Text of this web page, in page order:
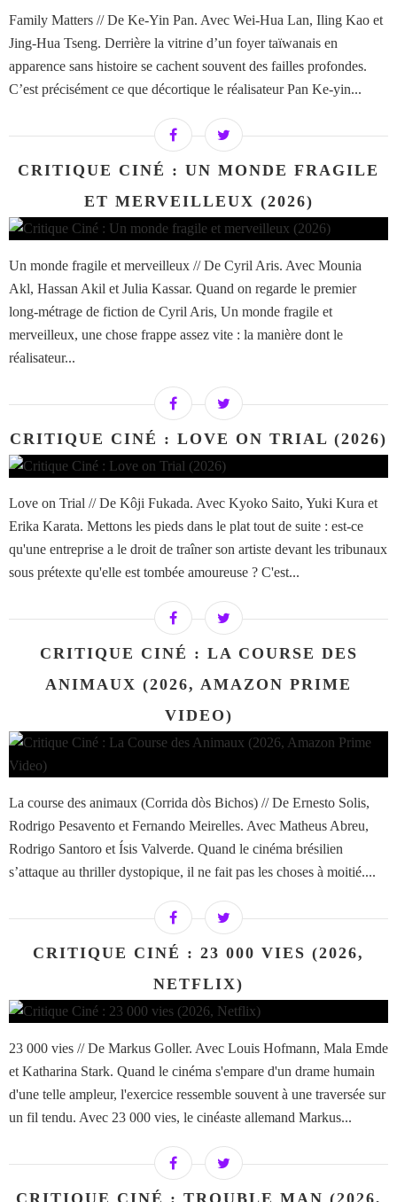
Family Matters // De Ke-Yin Pan. Avec Wei-Hua Lan, Iling Kao et
Jing-Hua Tseng. Derrière la vitrine d’un foyer taïwanais en
apparence sans histoire se cachent souvent des failles profondes.
C’est précisément ce que décortique le réalisateur Pan Ke-yin...
CRITIQUE CINÉ : UN MONDE FRAGILE
ET MERVEILLEUX (2026)
Un monde fragile et merveilleux // De Cyril Aris. Avec Mounia
Akl, Hassan Akil et Julia Kassar. Quand on regarde le premier
long-métrage de fiction de Cyril Aris, Un monde fragile et
merveilleux, une chose frappe assez vite : la manière dont le
réalisateur...
CRITIQUE CINÉ : LOVE ON TRIAL (2026)
Love on Trial // De Kôji Fukada. Avec Kyoko Saito, Yuki Kura et
Erika Karata. Mettons les pieds dans le plat tout de suite : est-ce
qu'une entreprise a le droit de traîner son artiste devant les tribunaux
sous prétexte qu'elle est tombée amoureuse ? C'est...
CRITIQUE CINÉ : LA COURSE DES
ANIMAUX (2026, AMAZON PRIME
VIDEO)
La course des animaux (Corrida dòs Bichos) // De Ernesto Solis,
Rodrigo Pesavento et Fernando Meirelles. Avec Matheus Abreu,
Rodrigo Santoro et Ísis Valverde. Quand le cinéma brésilien
s’attaque au thriller dystopique, il ne fait pas les choses à moitié....
CRITIQUE CINÉ : 23 000 VIES (2026,
NETFLIX)
23 000 vies // De Markus Goller. Avec Louis Hofmann, Mala Emde
et Katharina Stark. Quand le cinéma s'empare d'un drame humain
d'une telle ampleur, l'exercice ressemble souvent à une traversée sur
un fil tendu. Avec 23 000 vies, le cinéaste allemand Markus...